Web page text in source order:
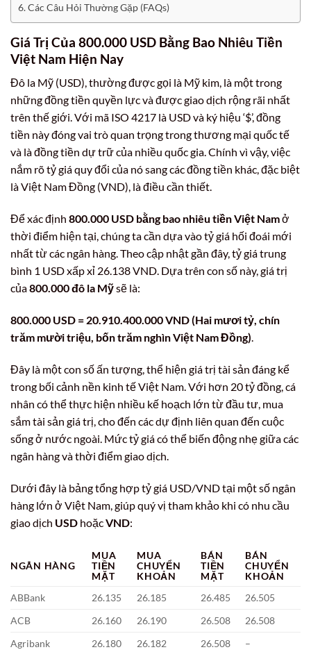
Các Câu Hỏi Thường Gặp (FAQs)
Giá Trị Của 800.000 USD Bằng Bao Nhiêu Tiền
Việt Nam Hiện Nay
Đô la Mỹ (USD), thường được gọi là Mỹ kim, là một trong
những đồng tiền quyền lực và được giao dịch rộng rãi nhất
trên thế giới. Với mã ISO 4217 là USD và ký hiệu ‘$’, đồng
tiền này đóng vai trò quan trọng trong thương mại quốc tế
và là đồng tiền dự trữ của nhiều quốc gia. Chính vì vậy, việc
nắm rõ tỷ giá quy đổi của nó sang các đồng tiền khác, đặc biệt
là Việt Nam Đồng (VND), là điều cần thiết.
Để xác định 800.000 USD bằng bao nhiêu tiền Việt Namở
thời điểm hiện tại, chúng ta cần dựa vào tỷ giá hối đoái mới
nhất từ các ngân hàng. Theo cập nhật gần đây, tỷ giá trung
bình 1 USD xấp xỉ 26.138 VND. Dựa trên con số này, giá trị
của800.000 đô la Mỹsẽ là:
800.000 USD = 20.910.400.000 VND (Hai mươi tỷ, chín
trăm mười triệu, bốn trăm nghìn Việt Nam Đồng).
Đây là một con số ấn tượng, thể hiện giá trị tài sản đáng kể
trong bối cảnh nền kinh tế Việt Nam. Với hơn 20 tỷ đồng, cá
nhân có thể thực hiện nhiều kế hoạch lớn từ đầu tư, mua
sắm tài sản giá trị, cho đến các dự định liên quan đến cuộc
sống ở nước ngoài. Mức tỷ giá có thể biến động nhẹ giữa các
ngân hàng và thời điểm giao dịch.
Dưới đây là bảng tổng hợp tỷ giá USD/VND tại một số ngân
hàng lớn ở Việt Nam, giúp quý vị tham khảo khi có nhu cầu
giao dịch USD hoặcVND:
NGÂN HÀNG
MUA
TIỀN
MẶT
MUA
CHUYỂN
KHOẢN
BÁN
TIỀN
MẶT
BÁN
CHUYỂN
KHOẢN
ABBank
26.135 26.185 26.485
26.505
ACB
26.160 26.190 26.508
26.508
Agribank
26.180 26.182 26.508
–